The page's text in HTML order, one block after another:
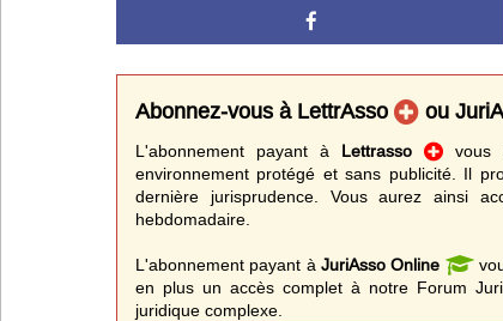
Abonnez-vous à LettrAsso ou
L'abonnement payant à Lettrasso
vous
environnement protégé et sans publicité. Il
dernière jurisprudence. Vous aurez ainsi
hebdomadaire.
L'abonnement payant à JuriAsso Online
en plus un accès complet à notre Forum
juridique complexe.